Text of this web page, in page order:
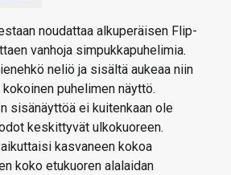
noudattaa alkuperäisen Flip-
vanhoja simpukkapuhelimia.
neliö ja sisältä aukeaa niin
puhelimen näyttö.
sisänäyttöä ei kuitenkaan ole
keskittyvät ulkokuoreen.
kasvaneen kokoa
koko etukuoren alalaidan